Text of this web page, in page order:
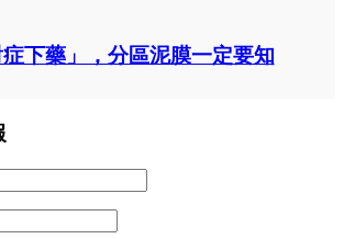
下藥」，分區泥膜一定要知